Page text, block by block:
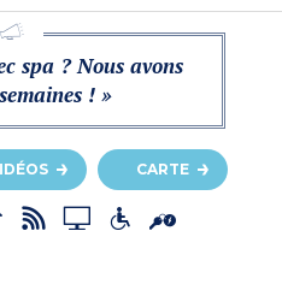
spa ? Nous avons
! »
CARTE